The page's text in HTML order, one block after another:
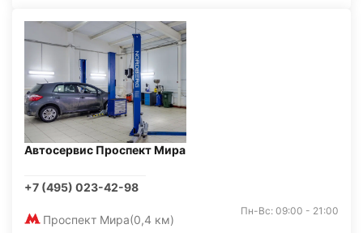
Автосервис Проспект Мира
+7 (495) 023-42-98
Проспект Мира(0,4 км)
Пн-Вс: 09:00 - 21:00